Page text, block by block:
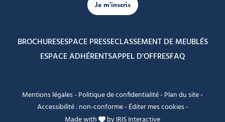
Je m'inscris
BROCHURESESPACE PRESSECLASSEMENT DE MEUBLÉS
ESPACE ADHÉRENTSAPPEL D'OFFRESFAQ
Mentions légales- Politique de confidentialité- Plan du site-
Accessibilité : non-conforme- Éditer mes cookies-
Made with
byIRIS Interactive